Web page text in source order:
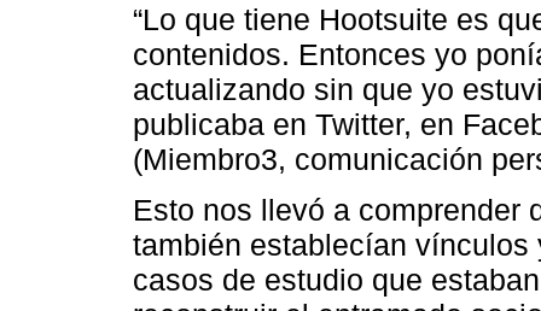
“Lo que tiene Hootsuite es
contenidos. Entonces yo
actualizando sin que yo
publicaba en Twitter, en
(Miembro3, comunicación
Esto nos llevó a comprender
también establecían
casos de estudio que